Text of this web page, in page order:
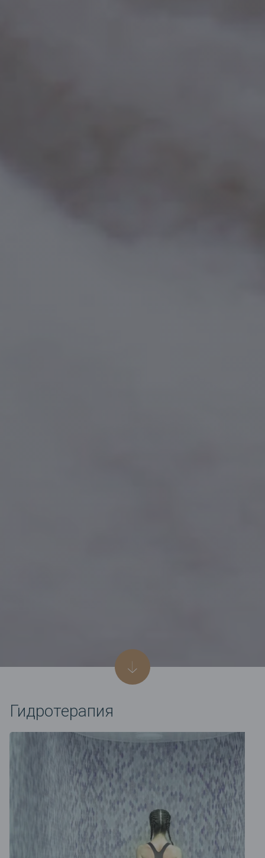
Гидротерапия